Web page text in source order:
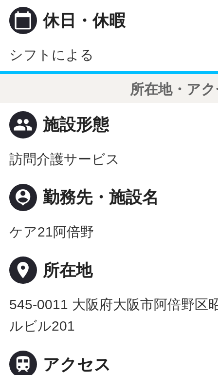
calendar_today 休日・休暇
シフトによる
所在地・ア
people 施設形態
訪問介護サービス
person_pin 勤務先・施設名
ケア21阿倍野
place 所在地
545-0011 大阪府大阪市阿倍野区
ルビル201
 アクセス